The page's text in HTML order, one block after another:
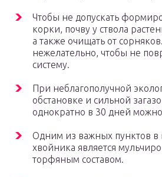
Чтобы не допускать
корки, почву у ствола
а также очищать от
нежелательно, чтобы не
систему.
При неблагополучной
обстановке и сильной
однократно в 30 дней
Одним из важных пунктов
хвойника является
торфяным составом.